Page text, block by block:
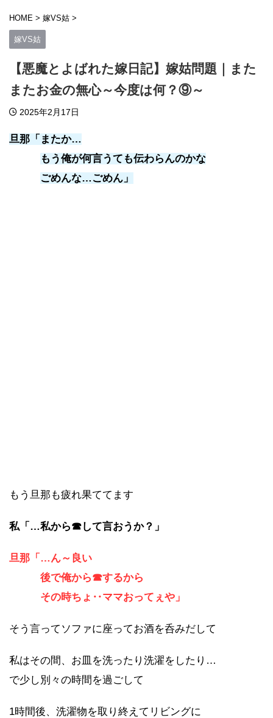
HOME > 嫁VS姑 >
嫁VS姑
【悪魔とよばれた嫁日記】嫁姑問題｜また
またお金の無心～今度は何？⑨～
2025年2月17日
旦那「またか…
もう俺が何言うても伝わらんのかな
ごめんな…ごめん」
もう旦那も疲れ果ててます
私「…私から☎して言おうか？」
旦那「…ん～良い
後で俺から☎するから
その時ちょ‥ママおってぇや」
そう言ってソファに座ってお酒を呑みだして
私はその間、お皿を洗ったり洗濯をしたり…
で少し別々の時間を過ごして
1時間後、洗濯物を取り終えてリビングに